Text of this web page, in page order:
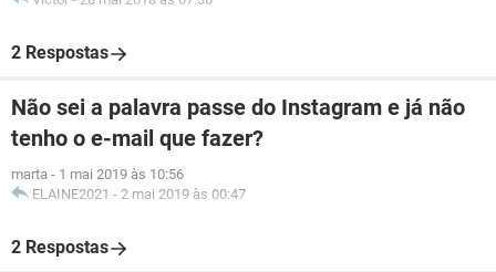
2 Respostas
Não sei a palavra passe do Instagram e já não
tenho o e-mail que fazer?
marta - 1 mai 2019 às 10:56
ELAINE2021 - 2 mai 2019 às 00:47
2 Respostas